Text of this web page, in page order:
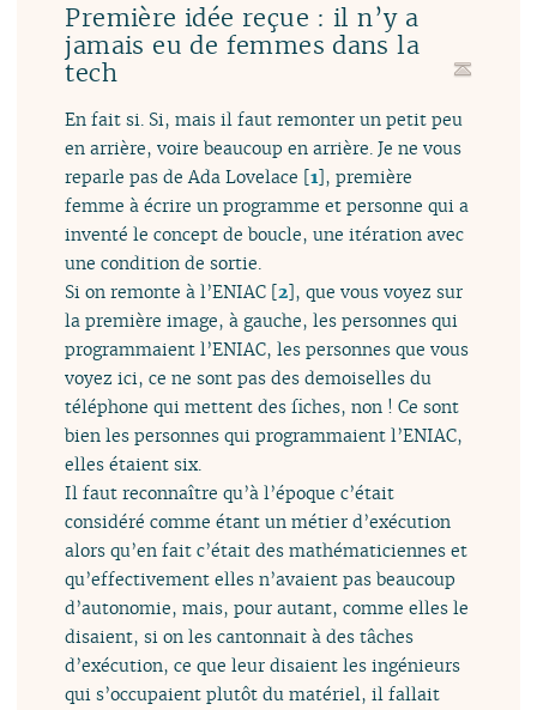
Première idée reçue : il n’y a
jamais eu de femmes dans la
tech
En fait si. Si, mais il faut remonter un petit peu
en arrière, voire beaucoup en arrière. Je ne vous
reparle pas de Ada Lovelace [1], première
femme à écrire un programme et personne qui a
inventé le concept de boucle, une itération avec
une condition de sortie.
Si on remonte à l’ENIAC [2], que vous voyez sur
la première image, à gauche, les personnes qui
programmaient l’ENIAC, les personnes que vous
voyez ici, ce ne sont pas des demoiselles du
téléphone qui mettent des fiches, non ! Ce sont
bien les personnes qui programmaient l’ENIAC,
elles étaient six.
Il faut reconnaître qu’à l’époque c’était
considéré comme étant un métier d’exécution
alors qu’en fait c’était des mathématiciennes et
qu’effectivement elles n’avaient pas beaucoup
d’autonomie, mais, pour autant, comme elles le
disaient, si on les cantonnait à des tâches
d’exécution, ce que leur disaient les ingénieurs
qui s’occupaient plutôt du matériel, il fallait